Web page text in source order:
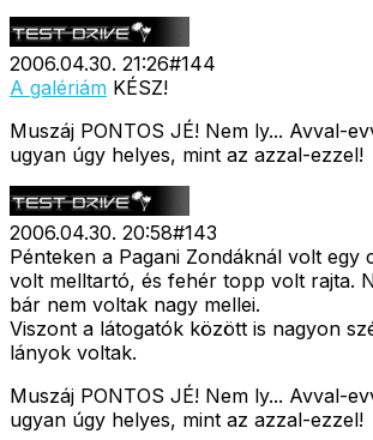
2006.04.30. 21:26#144
A galériám KÉSZ!
Muszáj PONTOS JÉ! Nem ly... Avval-
ugyan úgy helyes, mint az azzal-ezzel!
2006.04.30. 20:58#143
Pénteken a Pagani Zondáknál volt egy
volt melltartó, és fehér topp volt rajta.
bár nem voltak nagy mellei.
Viszont a látogatók között is nagyon
lányok voltak.
Muszáj PONTOS JÉ! Nem ly... Avval-
ugyan úgy helyes, mint az azzal-ezzel!